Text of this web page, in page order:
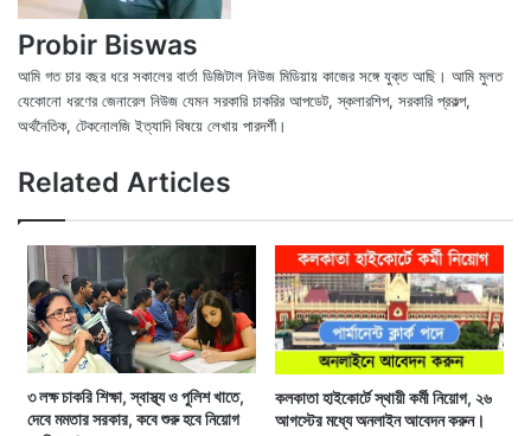
Probir Biswas
আমি গত চার বছর ধরে সকালের বার্তা ডিজিটাল নিউজ মিডিয়ায় কাজের সঙ্গে যুক্ত আছি। আমি মুলত
যেকোনো ধরণের জেনারেল নিউজ যেমন সরকারি চাকরির আপডেট, স্কলারশিপ, সরকারি প্রকল্প,
অর্থনৈতিক, টেকনোলজি ইত্যাদি বিষয়ে লেখায় পারদর্শী।
Related Articles
৩ লক্ষ চাকরি শিক্ষা, স্বাস্থ্য ও পুলিশ খাতে,
দেবে মমতার সরকার, কবে শুরু হবে নিয়োগ
কলকাতা হাইকোর্টে স্থায়ী কর্মী নিয়োগ, ২৬
আগস্টের মধ্যে অনলাইন আবেদন করুন।